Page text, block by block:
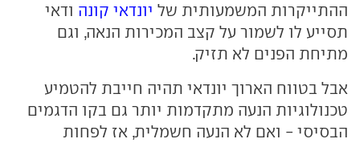
ההתייקרות המשמעותית של יונדאי קונה ודאי
תסייע לו לשמור על קצב המכירות הנאה, וגם
מתיחת הפנים לא תזיק.
אבל בטווח הארוך יונדאי תהיה חייבת להטמיע
טכנולוגיות הנעה מתקדמות יותר גם בקו הדגמים
הבסיסי - ואם לא הנעה חשמלית, אז לפחות